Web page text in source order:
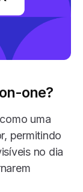
one?
uma
permitindo
no dia